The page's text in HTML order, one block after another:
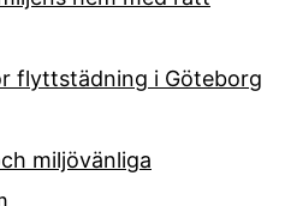
flyttstädning i Göteborg
miljövänliga